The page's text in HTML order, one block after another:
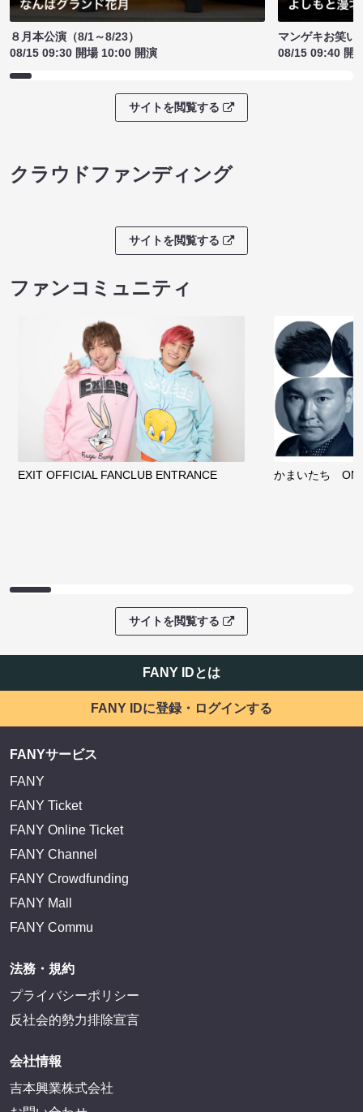
８月本公演（8/1～8/23）
08/15 09:30 開場 10:00 開演
マンゲキお笑い
08/15 09:40 開
サイトを閲覧する
クラウドファンディング
サイトを閲覧する
ファンコミュニティ
EXIT OFFICIAL FANCLUB ENTRANCE かまいたち
サイトを閲覧する
FANY IDとは
FANY IDに登録・ログインする
FANYサービス
FANY
FANY Ticket
FANY Online Ticket
FANY Channel
FANY Crowdfunding
FANY Mall
FANY Commu
法務・規約
プライバシーポリシー
反社会的勢力排除宣言
会社情報
吉本興業株式会社